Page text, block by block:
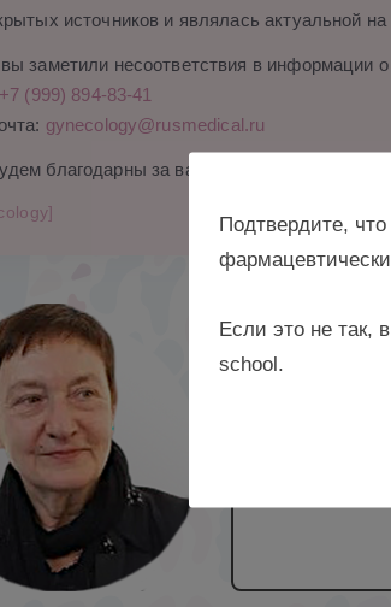
источников и являлась актуальной
заметили несоответствия в информации
+7 (999) 894-83-41
gynecology@rusmedical.ru
благодарны за ваши комментарии.
к. м. н.,
Подтвердите,
Если это не так,
school.